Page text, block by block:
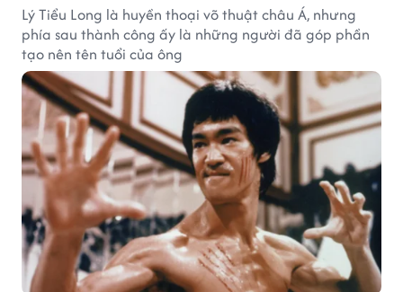
Lý Tiểu Long là huyền thoại võ thuật châu Á, nhưng
phía sau thành công ấy là những người đã góp phần
tạo nên tên tuổi của ông